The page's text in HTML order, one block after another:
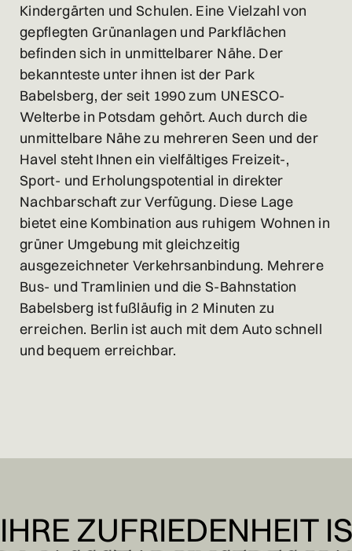
Kindergärten und Schulen. Eine Vielzahl von
gepflegten Grünanlagen und Parkflächen
befinden sich in unmittelbarer Nähe. Der
bekannteste unter ihnen ist der Park
Babelsberg, der seit 1990 zum UNESCO-
Welterbe in Potsdam gehört. Auch durch die
unmittelbare Nähe zu mehreren Seen und der
Havel steht Ihnen ein vielfältiges Freizeit-,
Sport- und Erholungspotential in direkter
Nachbarschaft zur Verfügung. Diese Lage
bietet eine Kombination aus ruhigem Wohnen in
grüner Umgebung mit gleichzeitig
ausgezeichneter Verkehrsanbindung. Mehrere
Bus- und Tramlinien und die S-Bahnstation
Babelsberg ist fußläufig in 2 Minuten zu
erreichen. Berlin ist auch mit dem Auto schnell
und bequem erreichbar.
IHRE ZUFRIEDENHEIT